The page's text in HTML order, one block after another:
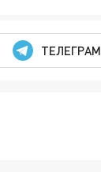
ТЕЛЕГРАМ